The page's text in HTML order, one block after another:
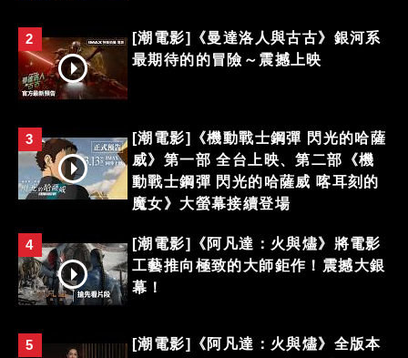
2
[潮電影]《曼達洛人與古古》銀河系
最期待的的冒險～震撼上映
3
[潮電影]《機動戰士鋼彈 閃光的哈薩
威》第一部 全台上映、第二部《機
動戰士鋼彈 閃光的哈薩威 喀耳刻的
魔女》大螢幕接續登場
4
[潮電影]《阿凡達：火與燼》將電影
工藝推向極致的大師鉅作！震撼大銀
幕！
5 [潮電影]《阿凡達：火與燼》全版本